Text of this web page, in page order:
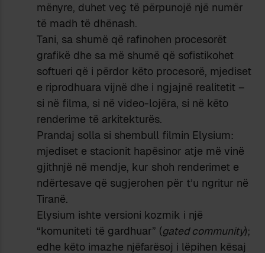
mënyre, duhet veç të përpunojë një numër
të madh të dhënash.
Tani, sa shumë që rafinohen procesorët
grafikë dhe sa më shumë që sofistikohet
softueri që i përdor këto procesorë, mjediset
e riprodhuara vijnë dhe i ngjajnë realitetit –
si në filma, si në video-lojëra, si në këto
renderime të arkitekturës.
Prandaj solla si shembull filmin Elysium:
mjediset e stacionit hapësinor atje më vinë
gjithnjë në mendje, kur shoh renderimet e
ndërtesave që sugjerohen për t’u ngritur në
Tiranë.
Elysium ishte versioni kozmik i një
“komuniteti të gardhuar” (gated community);
edhe këto imazhe njëfarësoj i lëpihen kësaj